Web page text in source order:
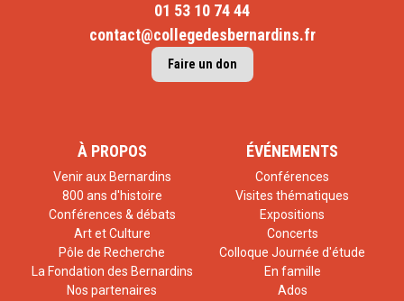
01 53 10 74 44
contact@collegedesbernardins.fr
Faire un don
À PROPOS
Venir aux Bernardins
800 ans d'histoire
Conférences & débats
Art et Culture
Pôle de Recherche
La Fondation des Bernardins
Nos partenaires
ÉVÉNEMENTS
Conférences
Visites thématiques
Expositions
Concerts
Colloque Journée d'étude
En famille
Ados